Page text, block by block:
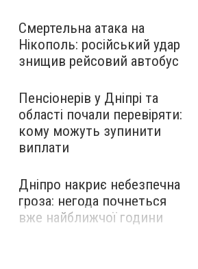
Смертельна атака на
Нікополь: російський удар
знищив рейсовий автобус
Пенсіонерів у Дніпрі та
області почали перевіряти:
кому можуть зупинити
виплати
Дніпро накриє небезпечна
гроза: негода почнеться
вже найближчої години